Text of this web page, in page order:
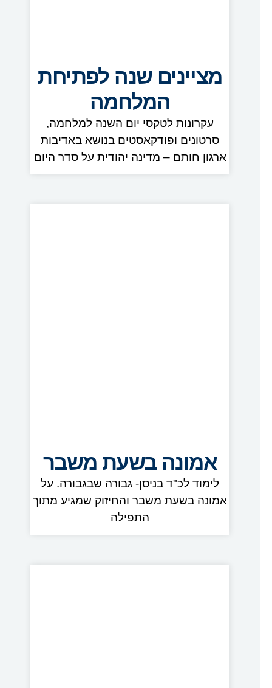
מציינים שנה לפתיחת
המלחמה
עקרונות לטקסי יום השנה למלחמה,
סרטונים ופודקאסטים בנושא באדיבות
ארגון חותם – מדינה יהודית על סדר היום
אמונה בשעת משבר
לימוד לכ"ד בניסן- גבורה שבגבורה. על
אמונה בשעת משבר והחיזוק שמגיע מתוך
התפילה